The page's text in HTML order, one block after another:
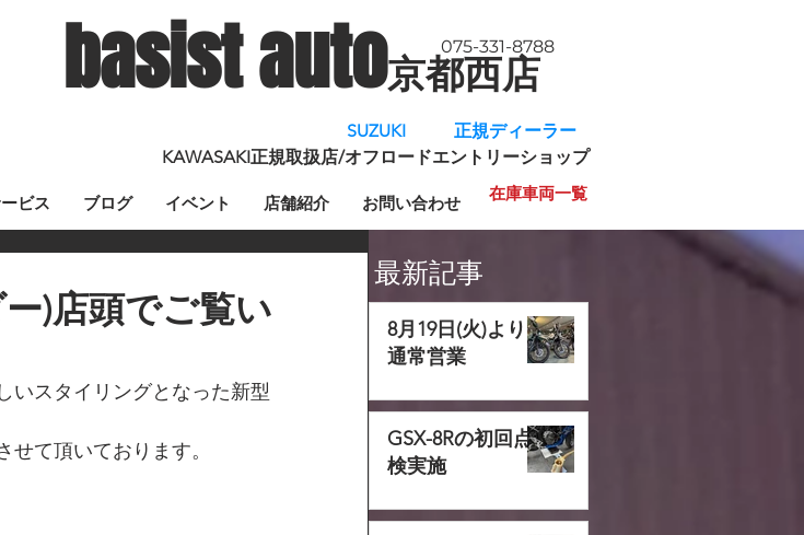
basist auto京都西店
075-331-8788
SUZUKI 正規ディーラー
KAWASAKI正規取扱店/オフロードエントリーショップ
ビス ブログ イベント 店舗紹介 お問い合わせ 在庫車両一覧
最新記事
8月19日(火)より
通常営業
GSX-8Rの初回点
検実施
)店頭でご覧い
いスタイリングとなった新型
て頂いております。